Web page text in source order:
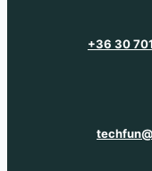
+36 30